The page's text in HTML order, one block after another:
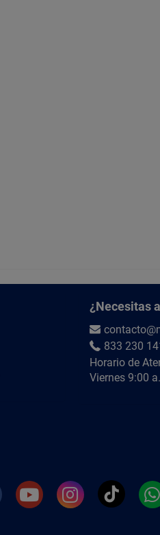
¿Necesitas
833 230
Horario de
Viernes 9:00